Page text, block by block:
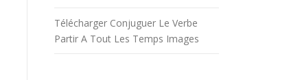
Télécharger Conjuguer Le Verbe
Partir A Tout Les Temps Images